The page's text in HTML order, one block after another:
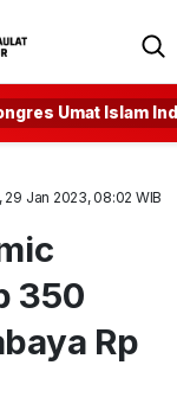
Umat Islam
29 Jan 2023, 08:02 WIB
350
Rp